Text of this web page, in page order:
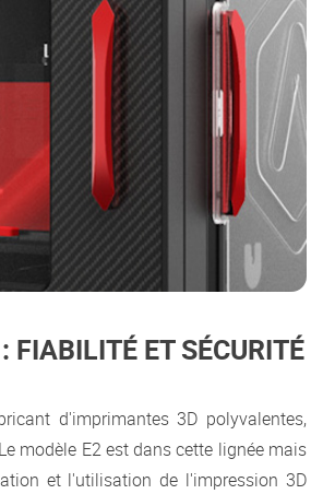
FIABILITÉ ET SÉCURITÉ
d'imprimantes 3D polyvalentes,
modèle E2 est dans cette lignée mais
et l'utilisation de l'impression 3D